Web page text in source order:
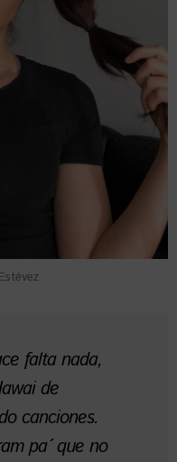
falta nada,
de
canciones.
pa´ que no